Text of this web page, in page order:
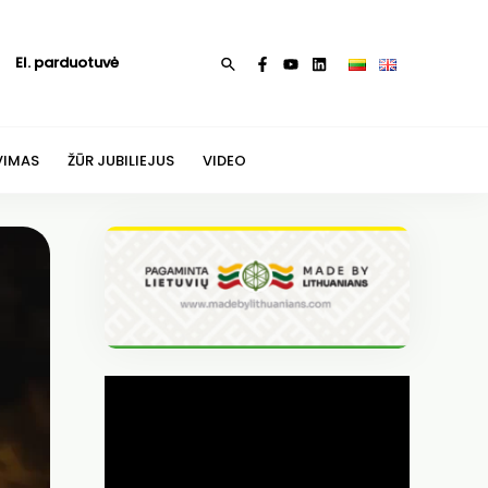
El. parduotuvė Paieška
ŽŪR JUBILIEJUS VIDEO